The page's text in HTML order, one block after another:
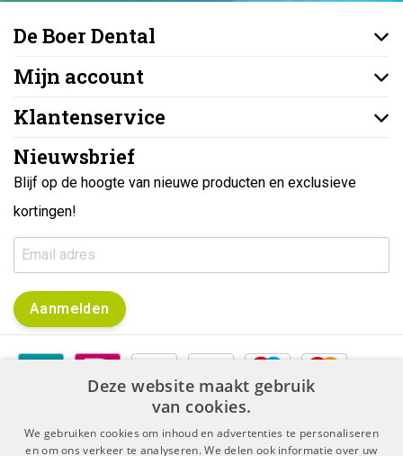
De Boer Dental
Mijn account
Klantenservice
Nieuwsbrief
Blijf op de hoogte van nieuwe producten en exclusieve
kortingen!
Aanmelden
Deze website maakt gebruik
van cookies.
We gebruiken cookies om inhoud en advertenties te personaliseren
en om ons verkeer te analyseren. We delen ook informatie over uw